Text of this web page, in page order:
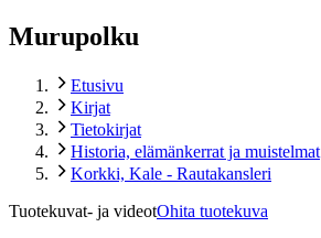
Murupolku
Etusivu
Kirjat
Tietokirjat
Historia, elämänkerrat ja muistelmat
Korkki, Kale - Rautakansleri
Tuotekuvat- ja videotOhita tuotekuva